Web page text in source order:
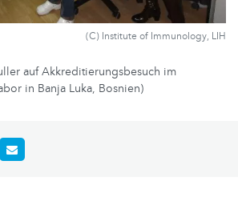
(C) Institute of Immunology, LIH
auf Akkreditierungsbesuch im
in Banja Luka, Bosnien)